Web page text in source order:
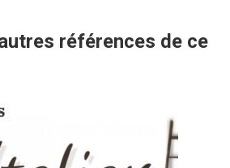
références de ce